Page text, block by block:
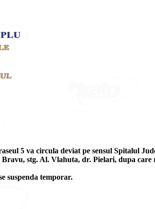
5 va circula deviat pe sensul Spitalul
stg. Al. Vlahuta, dr. Pielari, dupa care
suspenda temporar.